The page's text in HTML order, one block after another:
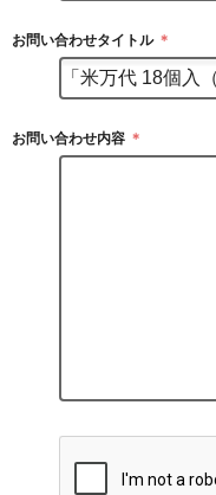
お問い合わせタイトル ＊
お問い合わせ内容 ＊